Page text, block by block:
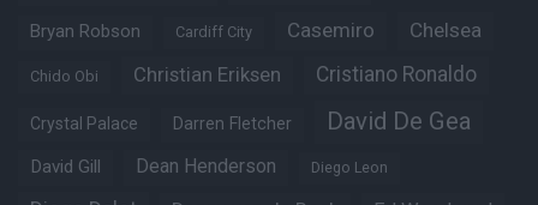
Bryan Robson Cardiff City Casemiro Chelsea
Chido Obi Christian Eriksen Cristiano Ronaldo
Crystal Palace Darren Fletcher David De Gea
David Gill Dean Henderson Diego Leon